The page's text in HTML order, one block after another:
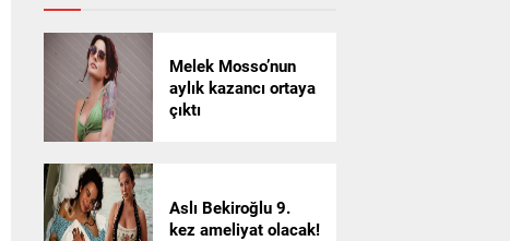
Melek Mosso’nun
aylık kazancı ortaya
çıktı
Aslı Bekiroğlu 9.
kez ameliyat olacak!